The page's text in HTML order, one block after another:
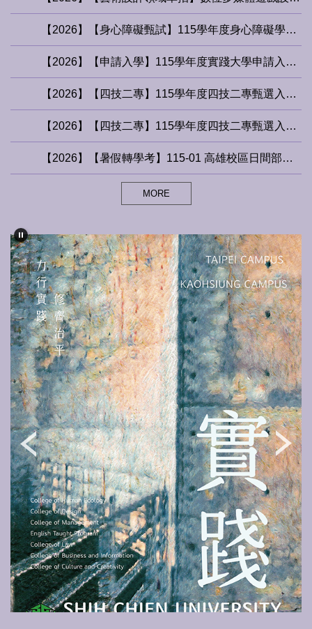
【2026】【身心障礙甄試】115學年度身心障礙學生升學大專校院甄試分發錄取生報到須知
【2026】【申請入學】115學年度實踐大學申請入學「統一分發」錄取名單
【2026】【四技二專】115學年度四技二專甄選入學接駁車登記
【2026】【四技二專】115學年度四技二專甄選入學通過第一階段名單
【2026】【暑假轉學考】115-01 高雄校區日間部學士班轉學考簡章
MORE